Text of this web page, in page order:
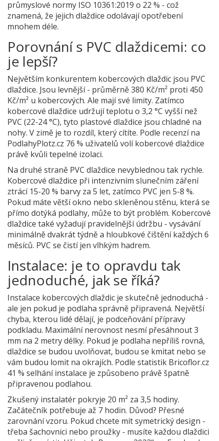
průmyslové normy ISO 10361:2019 o 22 % - což
znamená, že jejich dlaždice odolávají opotřebení
mnohem déle.
Porovnání s PVC dlaždicemi: co
je lepší?
Největším konkurentem kobercových dlaždic jsou PVC
dlaždice. Jsou levnější - průměrně 380 Kč/m² proti 450
Kč/m² u kobercových. Ale mají své limity. Zatímco
kobercové dlaždice udržují teplotu o 3,2 °C vyšší než
PVC (22-24 °C), tyto plastové dlaždice jsou chladné na
nohy. V zimě je to rozdíl, který cítíte. Podle recenzí na
PodlahyPlotz.cz 76 % uživatelů volí kobercové dlaždice
právě kvůli tepelné izolaci.
Na druhé straně PVC dlaždice nevyblednou tak rychle.
Kobercové dlaždice při intenzivním slunečním záření
ztrácí 15-20 % barvy za 5 let, zatímco PVC jen 5-8 %.
Pokud máte větší okno nebo skleněnou stěnu, která se
přímo dotýká podlahy, může to být problém. Kobercové
dlaždice také vyžadují pravidelnější údržbu - vysávání
minimálně dvakrát týdně a hloubkové čištění každých 6
měsíců. PVC se čistí jen vlhkým hadrem.
Instalace: je to opravdu tak
jednoduché, jak se říká?
Instalace kobercových dlaždic je skutečně jednoduchá -
ale jen pokud je podlaha správně připravená. Největší
chyba, kterou lidé dělají, je podceňování přípravy
podkladu. Maximální nerovnost nesmí přesáhnout 3
mm na 2 metry délky. Pokud je podlaha nepříliš rovná,
dlaždice se budou uvolňovat, budou se kmitat nebo se
vám budou lomit na okrajích. Podle statistik Bricoflor.cz
41 % selhání instalace je způsobeno právě špatně
připravenou podlahou.
Zkušený instalatér pokryje 20 m² za 3,5 hodiny.
Začátečník potřebuje až 7 hodin. Důvod? Přesné
zarovnání vzoru. Pokud chcete mít symetrický design -
třeba šachovnici nebo proužky - musíte každou dlaždici